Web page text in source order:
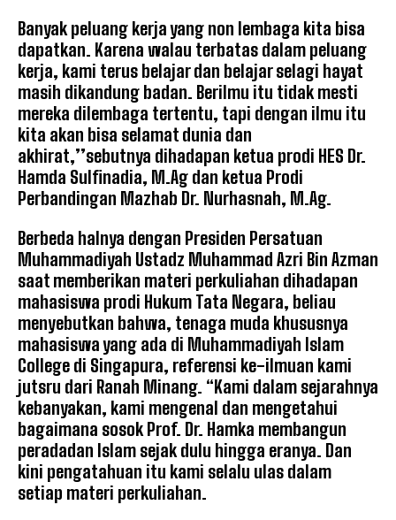
Banyak peluang kerja yang non lembaga kita bisa
dapatkan. Karena walau terbatas dalam peluang
kerja, kami terus belajar dan belajar selagi hayat
masih dikandung badan. Berilmu itu tidak mesti
mereka dilembaga tertentu, tapi dengan ilmu itu
kita akan bisa selamat dunia dan
akhirat,’’sebutnya dihadapan ketua prodi HES Dr.
Hamda Sulfinadia, M.Ag dan ketua Prodi
Perbandingan Mazhab Dr. Nurhasnah, M.Ag.
Berbeda halnya dengan Presiden Persatuan
Muhammadiyah Ustadz Muhammad Azri Bin Azman
saat memberikan materi perkuliahan dihadapan
mahasiswa prodi Hukum Tata Negara, beliau
menyebutkan bahwa, tenaga muda khususnya
mahasiswa yang ada di Muhammadiyah Islam
College di Singapura, referensi ke-ilmuan kami
jutsru dari Ranah Minang. “Kami dalam sejarahnya
kebanyakan, kami mengenal dan mengetahui
bagaimana sosok Prof. Dr. Hamka membangun
peradadan Islam sejak dulu hingga eranya. Dan
kini pengatahuan itu kami selalu ulas dalam
setiap materi perkuliahan.